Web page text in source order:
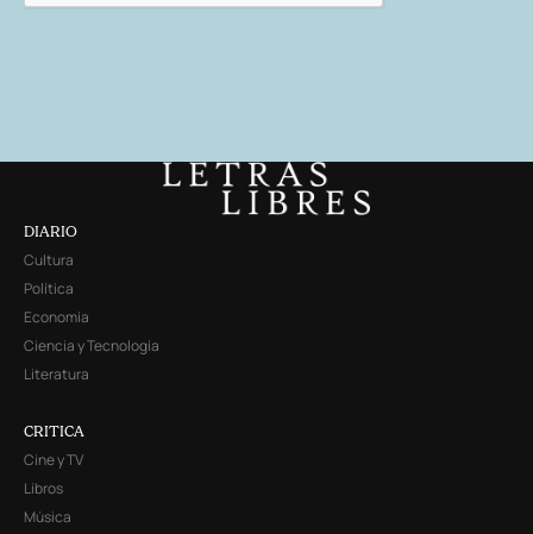
DIARIO
Cultura
Política
Economía
Ciencia y Tecnología
Literatura
CRITICA
Cine y TV
Libros
Música